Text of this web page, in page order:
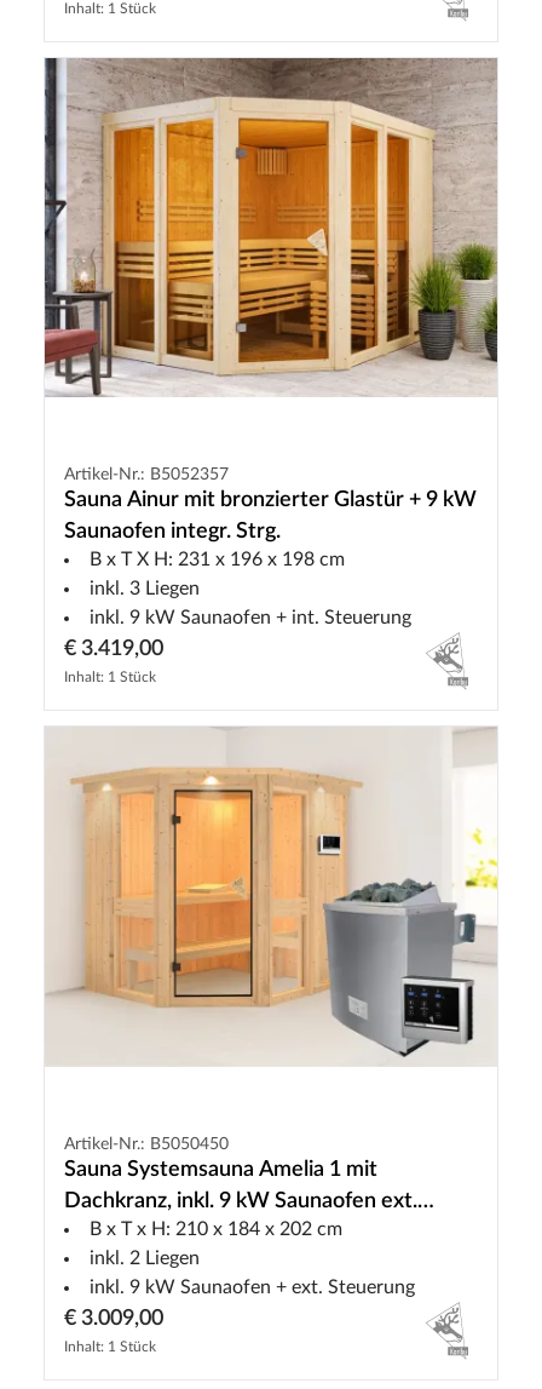
Inhalt: 1 Stück
Artikel-Nr.: B5052357
Sauna Ainur mit bronzierter Glastür + 9 kW
Saunaofen integr. Strg.
B x T X H: 231 x 196 x 198 cm
inkl. 3 Liegen
inkl. 9 kW Saunaofen + int. Steuerung
€ 3.419,00
Inhalt: 1 Stück
Artikel-Nr.: B5050450
Sauna Systemsauna Amelia 1 mit
Dachkranz, inkl. 9 kW Saunaofen ext.
Steuerung
B x T x H: 210 x 184 x 202 cm
inkl. 2 Liegen
inkl. 9 kW Saunaofen + ext. Steuerung
€ 3.009,00
Inhalt: 1 Stück